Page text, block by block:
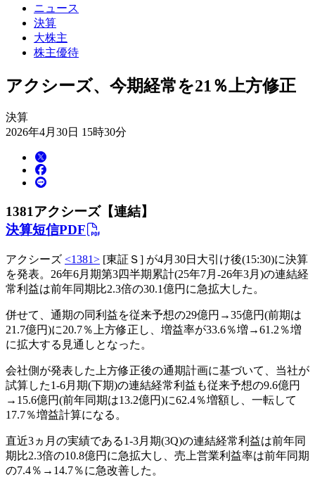
ニュース
決算
大株主
株主優待
アクシーズ、今期経常を21％上方修正
決算
2026年4月30日 15時30分
1381アクシーズ【連結】
決算短信PDF
アクシーズ <1381> [東証Ｓ] が4月30日大引け後(15:30)に決算
を発表。26年6月期第3四半期累計(25年7月-26年3月)の連結経
常利益は前年同期比2.3倍の30.1億円に急拡大した。
併せて、通期の同利益を従来予想の29億円→35億円(前期は
21.7億円)に20.7％上方修正し、増益率が33.6％増→61.2％増
に拡大する見通しとなった。
会社側が発表した上方修正後の通期計画に基づいて、当社が
試算した1-6月期(下期)の連結経常利益も従来予想の9.6億円
→15.6億円(前年同期は13.2億円)に62.4％増額し、一転して
17.7％増益計算になる。
直近3ヵ月の実績である1-3月期(3Q)の連結経常利益は前年同
期比2.3倍の10.8億円に急拡大し、売上営業利益率は前年同期
の7.4％→14.7％に急改善した。